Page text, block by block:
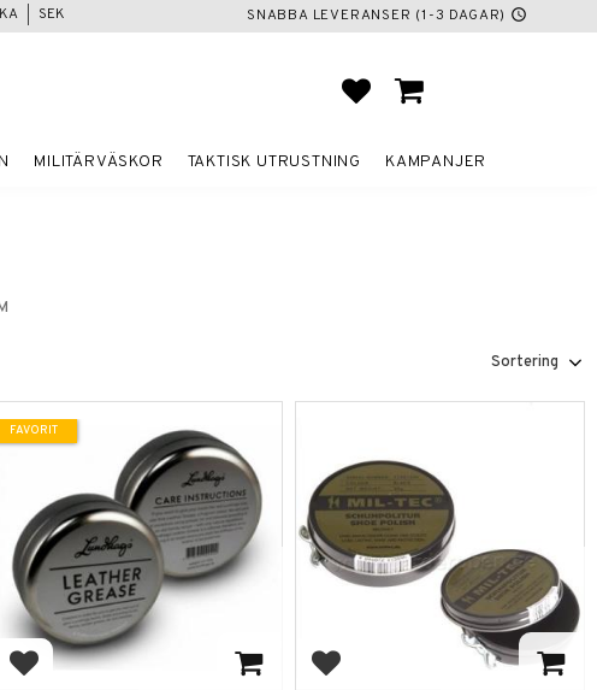
SNABBA LEVERANSER (1-3 DAGAR) schedule
SEK
FAVORITER
KUNDVAGN
MILITÄRVÄSKOR TAKTISK UTRUSTNING KAMPANJER
Välj sortering
Lägg till i favoriter
FAVORIT
Lägg till i favoriter